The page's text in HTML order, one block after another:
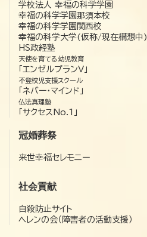
学校法人 幸福の科学学園
幸福の科学学園那須本校
幸福の科学学園関西校
幸福の科学大学(仮称/現在構想中)
HS政経塾
天使を育てる幼児教育
「エンゼルプランV」
不登校児支援スクール
「ネバー・マインド」
仏法真理塾
「サクセスNo.1」
冠婚葬祭
来世幸福セレモニー
社会貢献
自殺防止サイト
ヘレンの会（障害者の活動支援）